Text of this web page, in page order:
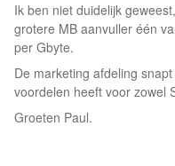
Ik ben niet duidelijk
grotere MB aanvuller één
per Gbyte.
De marketing afdeling
voordelen heeft voor zowel
Groeten Paul.